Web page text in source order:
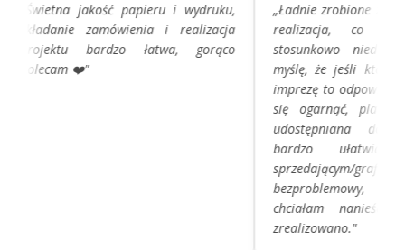
jakość papieru i wydruku,
zamówienia i realizacja
bardzo łatwa, gorąco
❤️"
„Ładnie zrobione
realizacja, co
stosunkowo niedużą
myślę, że jeśli ktoś
imprezę to odpowiednio
się ogarnąć,
udostępniana do
bardzo ułatwia.
sprzedającym/grafikiem
bezproblemowy,
chciałam nanieść,
zrealizowano."